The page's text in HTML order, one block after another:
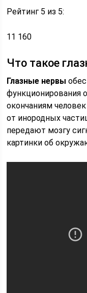
Рейтинг 5 из 5:
11 160
Что такое
Глазные нервы
функционирования
окончаниям
от инородных
передают мозгу
картинки об